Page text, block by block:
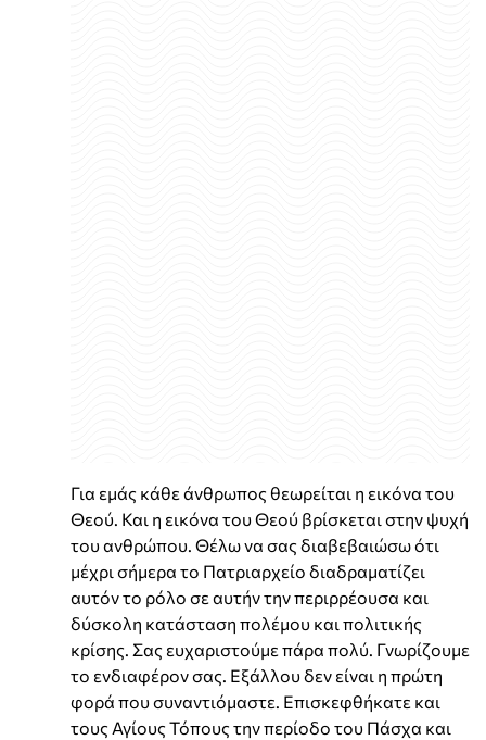
Για εμάς κάθε άνθρωπος θεωρείται η εικόνα του
Θεού. Και η εικόνα του Θεού βρίσκεται στην ψυχή
του ανθρώπου. Θέλω να σας διαβεβαιώσω ότι
μέχρι σήμερα το Πατριαρχείο διαδραματίζει
αυτόν το ρόλο σε αυτήν την περιρρέουσα και
δύσκολη κατάσταση πολέμου και πολιτικής
κρίσης. Σας ευχαριστούμε πάρα πολύ. Γνωρίζουμε
το ενδιαφέρον σας. Εξάλλου δεν είναι η πρώτη
φορά που συναντιόμαστε. Επισκεφθήκατε και
τους Αγίους Τόπους την περίοδο του Πάσχα και